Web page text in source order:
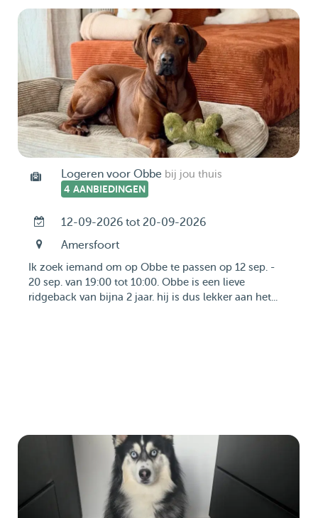
Logeren voor Obbe bij jou thuis
4 AANBIEDINGEN
12-09-2026 tot 20-09-2026
Amersfoort
Ik zoek iemand om op Obbe te passen op 12 sep. -
20 sep. van 19:00 tot 10:00. Obbe is een lieve
ridgeback van bijna 2 jaar. hij is dus lekker aan het...